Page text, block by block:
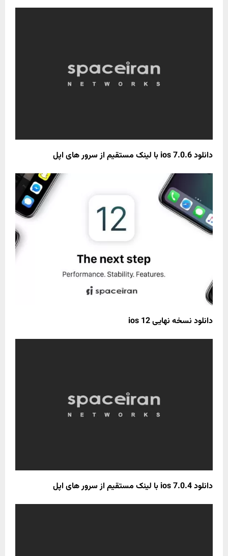
دانلود ios 7.0.6 با لینک مستقیم از سرور های اپل
دانلود نسخه نهایی ios 12
دانلود ios 7.0.4 با لینک مستقیم از سرور های اپل